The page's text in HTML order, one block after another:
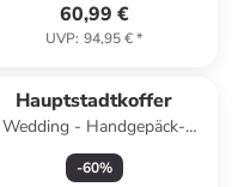
60,99 €
UVP: 94,95 €*
Hauptstadtkoffer
Wedding - Handgepäck-
Koffer 4 Doppelrollen Hand
Luggage TSA in Dunkelrot
-60%